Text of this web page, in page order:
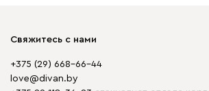
Свяжитесь с нами
+375 (29) 668-66-44
love@divan.by